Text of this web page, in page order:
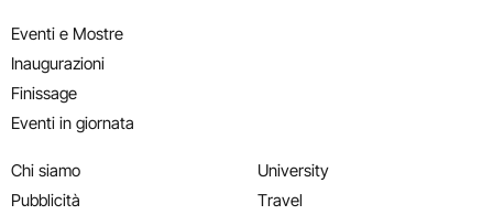
Eventi e Mostre
Inaugurazioni
Finissage
Eventi in giornata
Chi siamo
Pubblicità
University
Travel